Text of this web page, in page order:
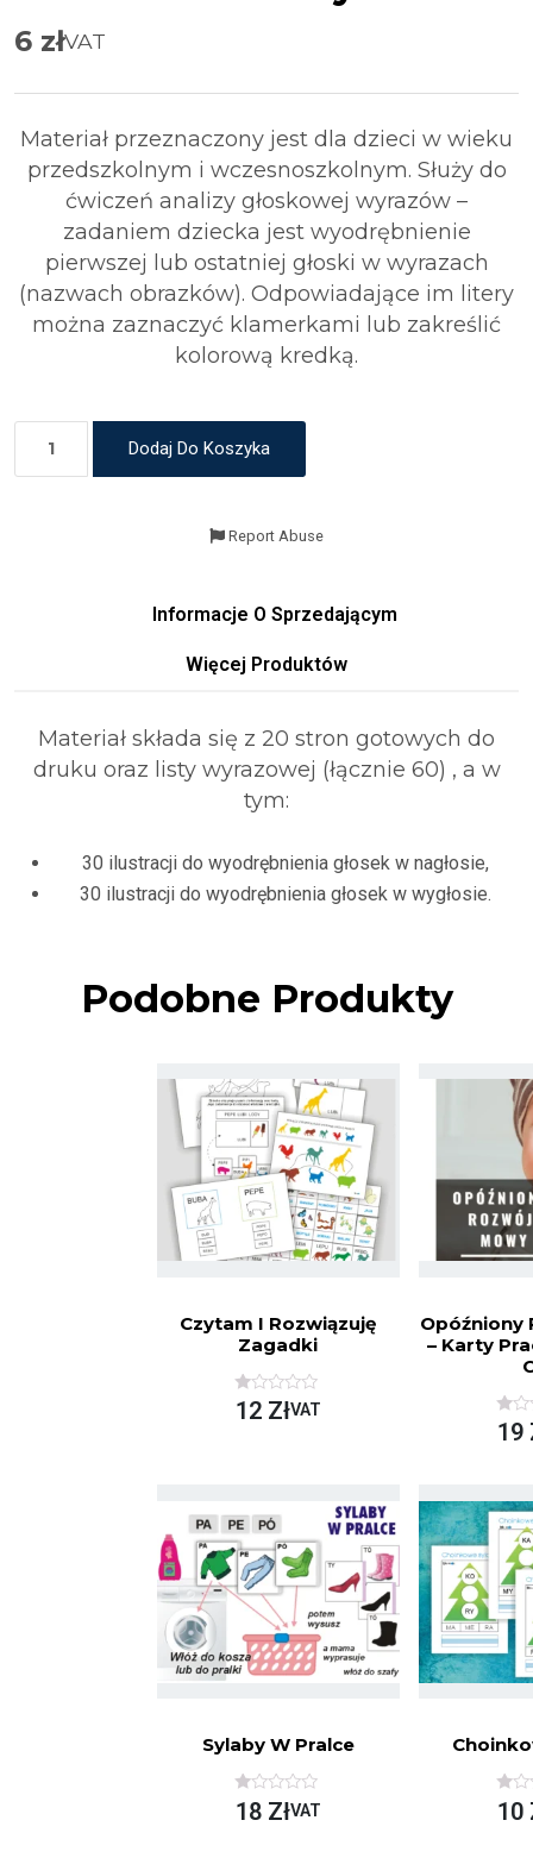
6 złVAT
Materiał przeznaczony jest dla dzieci w wieku
przedszkolnym i wczesnoszkolnym. Służy do
ćwiczeń analizy głoskowej wyrazów –
zadaniem dziecka jest wyodrębnienie
pierwszej lub ostatniej głoski w wyrazach
(nazwach obrazków). Odpowiadające im litery
można zaznaczyć klamerkami lub zakreślić
kolorową kredką.
Dodaj Do Koszyka
Report Abuse
Informacje O Sprzedającym
Więcej Produktów
Materiał składa się z 20 stron gotowych do
druku oraz listy wyrazowej (łącznie 60) , a w
tym:
30 ilustracji do wyodrębnienia głosek w nagłosie,
30 ilustracji do wyodrębnienia głosek w wygłosie.
Podobne Produkty
Czytam I Rozwiązuję
Zagadki
O
O
N
A
5
12 ZłVAT
Opóźniony
– Karty
O
C
O
N
O
5
19
Sylaby W Pralce
O
18 ZłVAT
O
C
10